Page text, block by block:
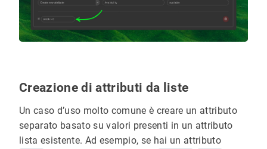
Creazione di attributi da liste
Un caso d’uso molto comune è creare un attributo
separato basato su valori presenti in un attributo
lista esistente. Ad esempio, se hai un attributo